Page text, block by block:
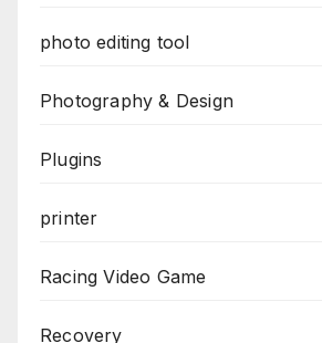
photo editing tool
Photography & Design
Plugins
printer
Racing Video Game
Recovery